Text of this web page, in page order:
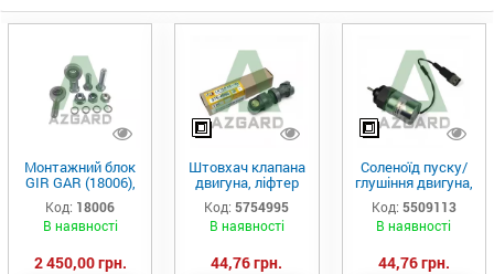
Монтажний блок
GIR GAR (18006),
Аналог
Код: 18006
В наявності
2 450,00 грн.
Штовхач клапана
двигуна, ліфтер
(575-4995)
Код: 5754995
В наявності
44,76 грн.
Соленоїд пуску/
глушіння двигуна,
актуатор (550-
9113)
Код: 5509113
В наявності
44,76 грн.